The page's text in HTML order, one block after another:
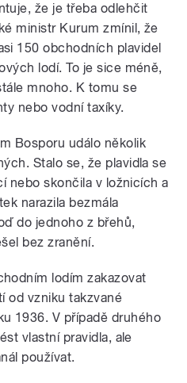
že je třeba odlehčit
ministr Kurum zmínil, že
150 obchodních plavidel
lodí. To je sice méně,
mnoho. K tomu se
nebo vodní taxíky.
Bosporu událo několik
Stalo se, že plavidla se
nebo skončila v ložnicích a
narazila bezmála
do jednoho z břehů,
bez zranění.
lodím zakazovat
od vzniku takzvané
1936. V případě druhého
vlastní pravidla, ale
používat.